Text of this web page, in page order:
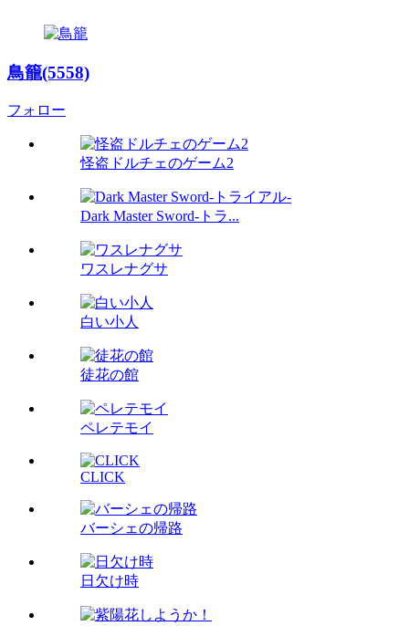
鳥籠(5558)
フォロー
怪盗ドルチェのゲーム2
Dark Master Sword-トラ...
ワスレナグサ
白い小人
徒花の館
ペレテモイ
CLICK
バーシェの帰路
日欠け時